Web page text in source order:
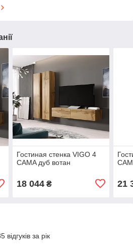
Гостиная стенка VIGO 4
CAMA дуб вотан
18 044₴ 21
за рік